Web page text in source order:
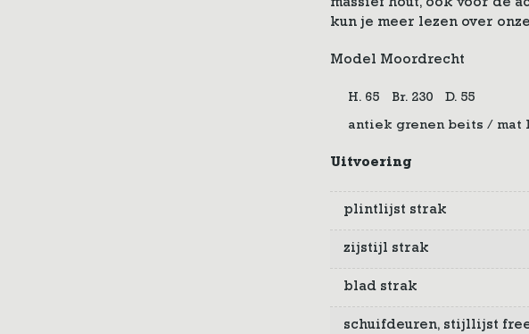
massief hout, ook voor de
kun je meer lezen over onze
Model Moordrecht
H. 65 Br. 230 D. 55
antiek grenen beits / mat
Uitvoering
plintlijst strak
zijstijl strak
blad strak
schuifdeuren, stijllijst